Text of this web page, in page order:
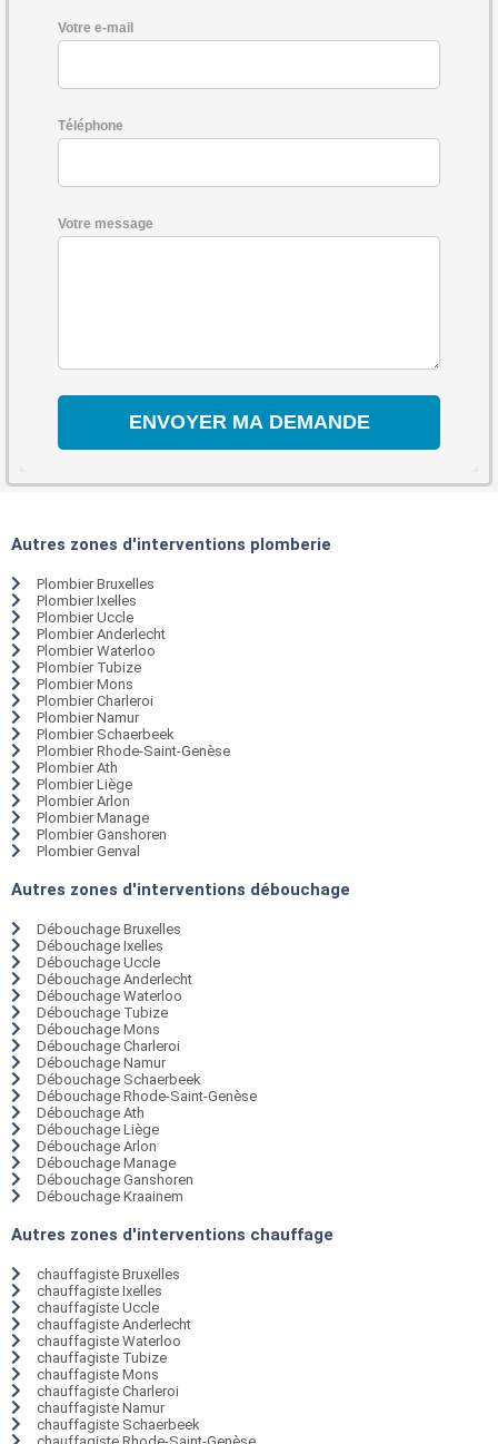
Votre e-mail
Téléphone
Votre message
Autres zones d'interventions plomberie
Plombier Bruxelles
Plombier Ixelles
Plombier Uccle
Plombier Anderlecht
Plombier Waterloo
Plombier Tubize
Plombier Mons
Plombier Charleroi
Plombier Namur
Plombier Schaerbeek
Plombier Rhode-Saint-Genèse
Plombier Ath
Plombier Liège
Plombier Arlon
Plombier Manage
Plombier Ganshoren
Plombier Genval
Autres zones d'interventions débouchage
Débouchage Bruxelles
Débouchage Ixelles
Débouchage Uccle
Débouchage Anderlecht
Débouchage Waterloo
Débouchage Tubize
Débouchage Mons
Débouchage Charleroi
Débouchage Namur
Débouchage Schaerbeek
Débouchage Rhode-Saint-Genèse
Débouchage Ath
Débouchage Liège
Débouchage Arlon
Débouchage Manage
Débouchage Ganshoren
Débouchage Kraainem
Autres zones d'interventions chauffage
chauffagiste Bruxelles
chauffagiste Ixelles
chauffagiste Uccle
chauffagiste Anderlecht
chauffagiste Waterloo
chauffagiste Tubize
chauffagiste Mons
chauffagiste Charleroi
chauffagiste Namur
chauffagiste Schaerbeek